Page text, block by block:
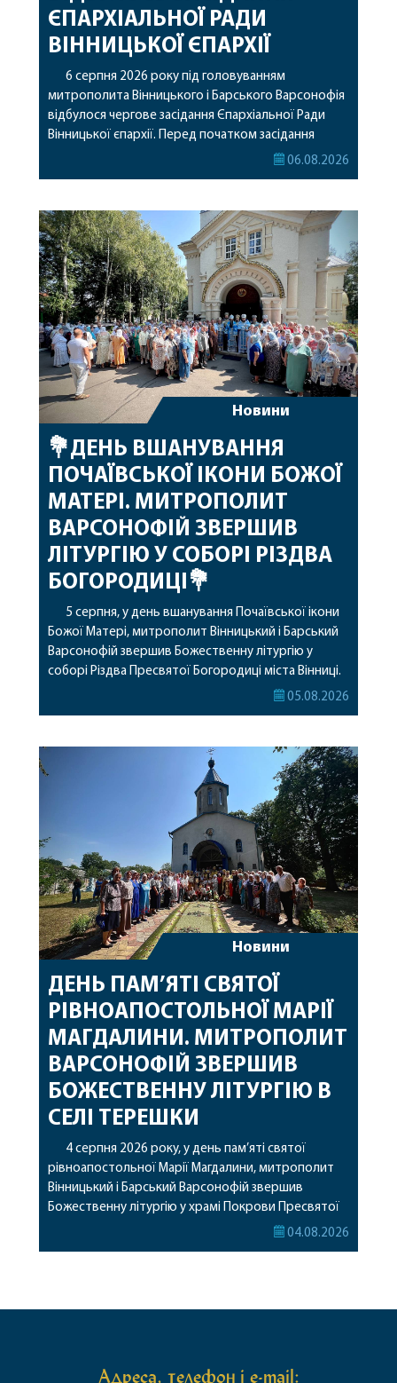
ЄПАРХІАЛЬНОЇ РАДИ
ВІННИЦЬКОЇ ЄПАРХІЇ
6 серпня 2026 року під головуванням
митрополита Вінницького і Барського Варсонофія
відбулося чергове засідання Єпархіальної Ради
Вінницької єпархії. Перед початком засідання
секретар Єпархіальної Ради від імені членів Ради
побажавши йому міцного здоров’я, Божої
допомоги, миру, духовної радості та
благословенних успіхів у подальшому
архіпастирському служінні. […]
06.08.2026
Новини
💐ДЕНЬ ВШАНУВАННЯ
ПОЧАЇВСЬКОЇ ІКОНИ БОЖОЇ
МАТЕРІ. МИТРОПОЛИТ
ВАРСОНОФІЙ ЗВЕРШИВ
ЛІТУРГІЮ У СОБОРІ РІЗДВА
БОГОРОДИЦІ💐
5 серпня, у день вшанування Почаївської ікони
Божої Матері, митрополит Вінницький і Барський
Варсонофій звершив Божественну літургію у
соборі Різдва Пресвятої Богородиці міста Вінниці.
Його Високопреосвященству співслужили
священному сані. Під час богослужіння підносилися
особливі молитви за мир в Україні, за воїнів, які
05.08.2026
Новини
ДЕНЬ ПАМ’ЯТІ СВЯТОЇ
РІВНОАПОСТОЛЬНОЇ МАРІЇ
МАГДАЛИНИ. МИТРОПОЛИТ
ВАРСОНОФІЙ ЗВЕРШИВ
БОЖЕСТВЕННУ ЛІТУРГІЮ В
СЕЛІ ТЕРЕШКИ
4 серпня 2026 року, у день пам’яті святої
рівноапостольної Марії Магдалини, митрополит
Вінницький і Барський Варсонофій звершив
Божественну літургію у храмі Покрови Пресвятої
Богородиці села Терешки Барського благочиння.
04.08.2026
Адреса, телефон і e-mail: